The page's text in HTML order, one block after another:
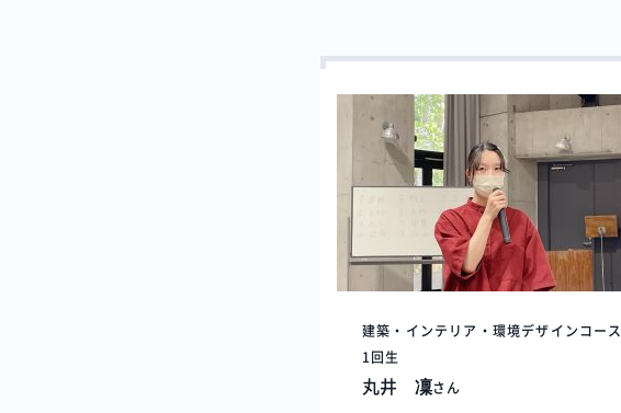
建築・インテリア・環境デザインコース
1回生
丸井 凜さん